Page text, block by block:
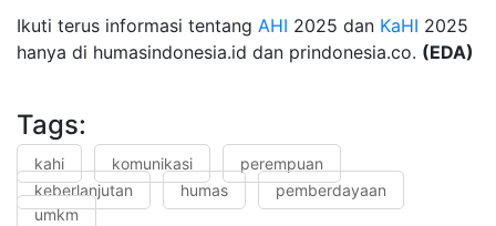
Ikuti terus informasi tentang AHI 2025 dan KaHI 2025
hanya di humasindonesia.id dan prindonesia.co. (EDA)
Tags:
kahi komunikasi
perempuan
keberlanjutan
humas
pemberdayaan
umkm